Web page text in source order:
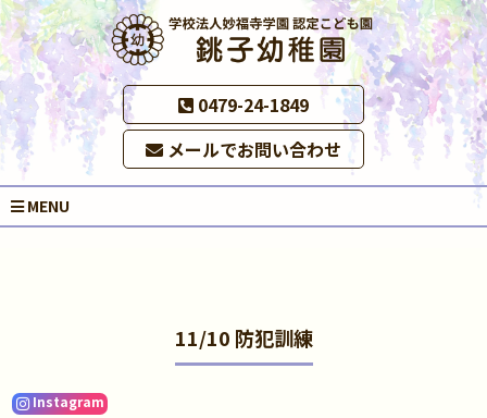
0479-24-1849
メールでお問い合わせ
MENU
11/10 防犯訓練
Instagram